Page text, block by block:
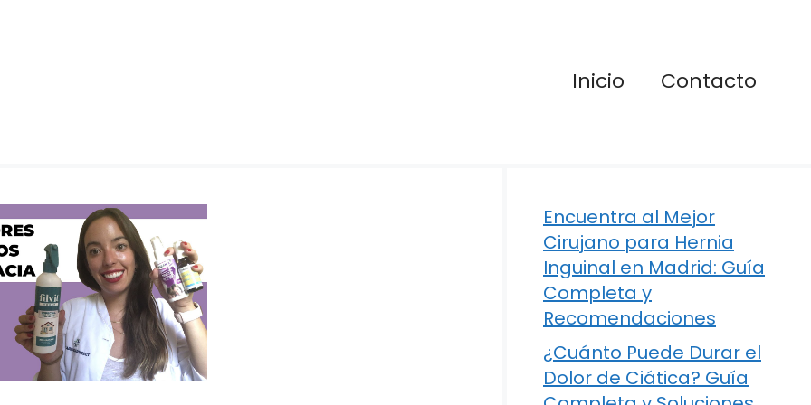
Inicio Contacto
Encuentra al Mejor
Cirujano para Hernia
Inguinal en Madrid: Guía
Completa y
Recomendaciones
¿Cuánto Puede Durar el
Dolor de Ciática? Guía